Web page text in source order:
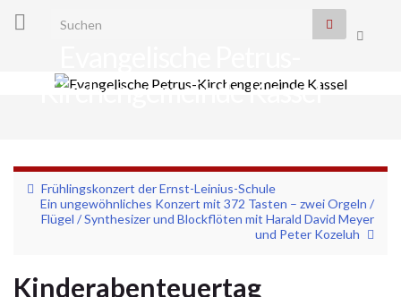
Search for:
Kirchengemeinde Kassel
Frühlingskonzert der Ernst-Leinius-Schule
Ein ungewöhnliches Konzert mit 372 Tasten – zwei Orgeln /
Flügel / Synthesizer und Blockflöten mit Harald David Meyer
und Peter Kozeluh
Kinderabenteuertag